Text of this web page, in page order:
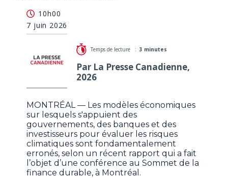
réels10h00
7 juin 2026
Temps de lecture :3 minutes
Par La Presse Canadienne,
2026
MONTRÉAL — Les modèles économiques
sur lesquels s'appuient des
gouvernements, des banques et des
investisseurs pour évaluer les risques
climatiques sont fondamentalement
erronés, selon un récent rapport qui a fait
l’objet d’une conférence au Sommet de la
finance durable, à Montréal.